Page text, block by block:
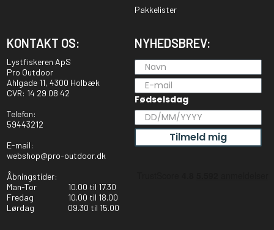
Pakkelister
KONTAKT OS:
Lystfiskeren ApS
Pro Outdoor
Ahlgade 11, 4300 Holbæk
CVR: 14 29 08 42
Telefon:
59443212
E-mail:
webshop@pro-outdoor.dk
Åbningstider:
Man-Tor
10.00 til 17.30
Fredag
10.00 til 18.00
Lørdag
09.30 til 15.00
NYHEDSBREV:
Fødselsdag
Tilmeld mig